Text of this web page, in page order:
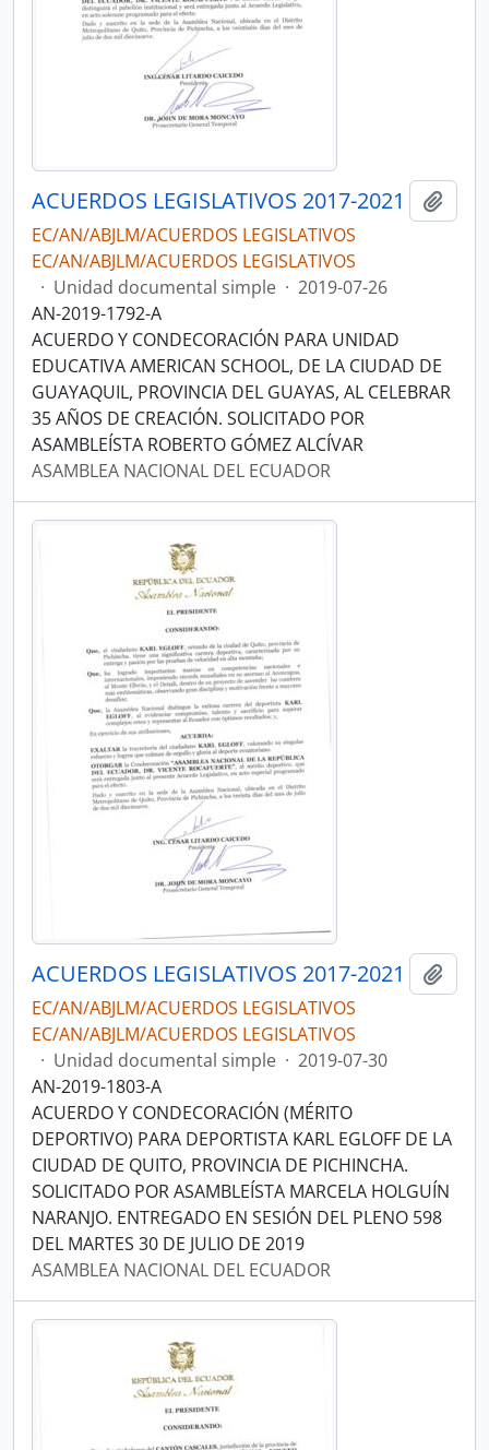
ACUERDOS LEGISLATIVOS 2017-2021
EC/AN/ABJLM/ACUERDOS LEGISLATIVOS
EC/AN/ABJLM/ACUERDOS LEGISLATIVOS
· Unidad documental simple · 2019-07-26
AN-2019-1792-A
ACUERDO Y CONDECORACIÓN PARA UNIDAD
EDUCATIVA AMERICAN SCHOOL, DE LA CIUDAD DE
GUAYAQUIL, PROVINCIA DEL GUAYAS, AL CELEBRAR
35 AÑOS DE CREACIÓN. SOLICITADO POR
ASAMBLEÍSTA ROBERTO GÓMEZ ALCÍVAR
ASAMBLEA NACIONAL DEL ECUADOR
ACUERDOS LEGISLATIVOS 2017-2021
EC/AN/ABJLM/ACUERDOS LEGISLATIVOS
EC/AN/ABJLM/ACUERDOS LEGISLATIVOS
· Unidad documental simple · 2019-07-30
AN-2019-1803-A
ACUERDO Y CONDECORACIÓN (MÉRITO
DEPORTIVO) PARA DEPORTISTA KARL EGLOFF DE LA
CIUDAD DE QUITO, PROVINCIA DE PICHINCHA.
SOLICITADO POR ASAMBLEÍSTA MARCELA HOLGUÍN
NARANJO. ENTREGADO EN SESIÓN DEL PLENO 598
DEL MARTES 30 DE JULIO DE 2019
ASAMBLEA NACIONAL DEL ECUADOR